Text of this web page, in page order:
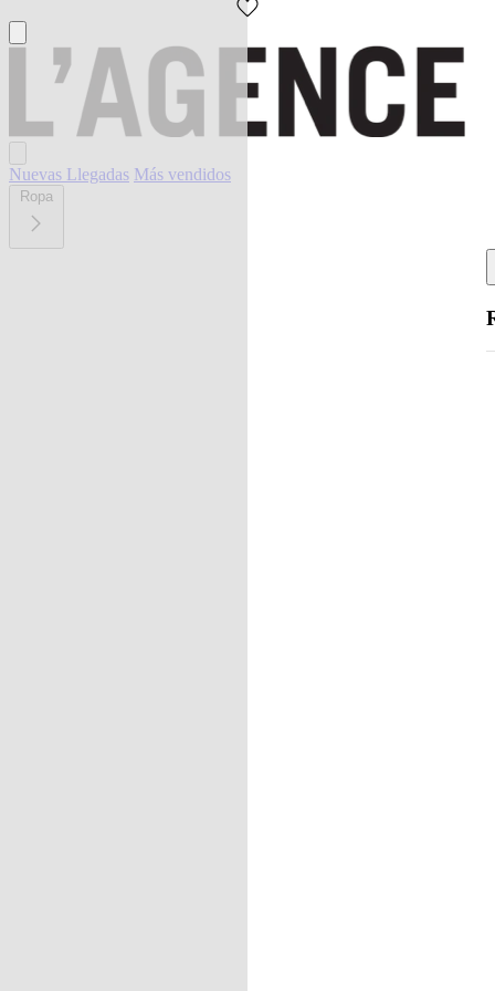
Nuevas Llegadas Más vendidos
Ropa